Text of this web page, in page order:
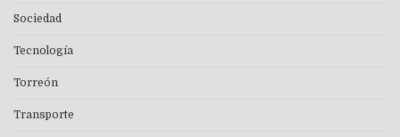
Sociedad
Tecnología
Torreón
Transporte